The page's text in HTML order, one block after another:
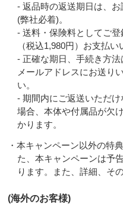
- 返品時の返送期日は、
(弊社必着)。
- 送料・保険料としてご
（税込1,980円）お支払い
- 正確な期日、手続き方
メールアドレスにお送り
い。
- 期間内にご返送いただ
場合、本体や付属品が欠
かります。
・本キャンペーン以外の特
た、本キャンペーンは予
ります。また、詳細、そ
(海外のお客様)